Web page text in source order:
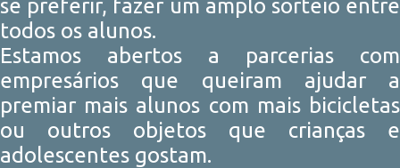
se preferir, fazer um amplo sorteio entre
todos os alunos.
Estamos abertos a parcerias com
empresários que queiram ajudar a
premiar mais alunos com mais bicicletas
ou outros objetos que crianças e
adolescentes gostam.